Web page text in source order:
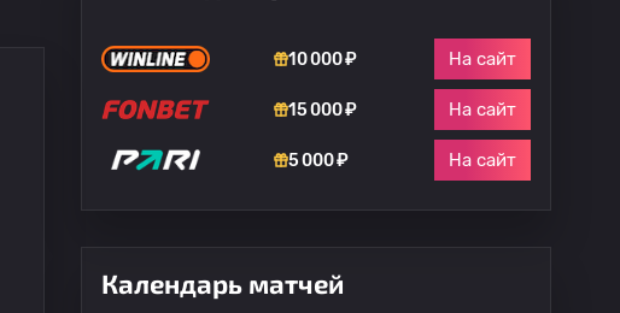
10 000 ₽ На сайт
15 000 ₽ На сайт
5 000 ₽ На сайт
Календарь матчей